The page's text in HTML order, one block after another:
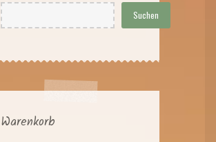
Suchen
Warenkorb